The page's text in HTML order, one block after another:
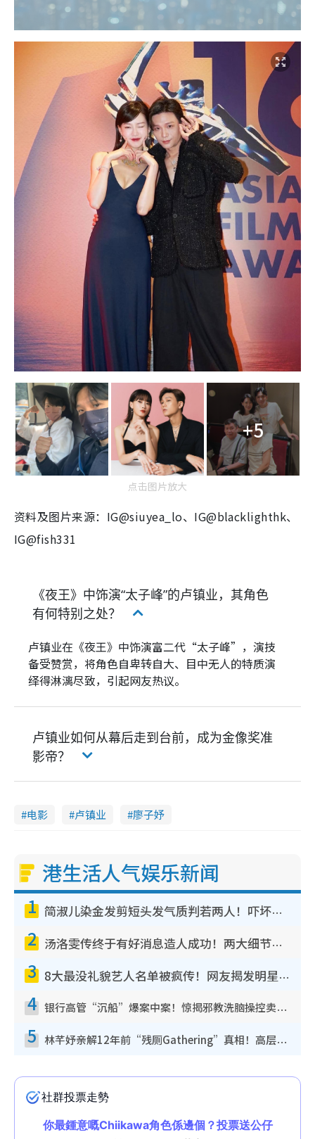
+5
点击图片放大
资料及图片来源：IG@siuyea_lo、IG@blacklighthk、
IG@fish331
《夜王》中饰演“太子峰”的卢镇业，其角色
有何特别之处？
卢镇业在《夜王》中饰演富二代“太子峰”，演技
备受赞赏，将角色自卑转自大、目中无人的特质演
绎得淋漓尽致，引起网友热议。
卢镇业如何从幕后走到台前，成为金像奖准
影帝？
电影 卢镇业 廖子妤
港生活人气娱乐新闻
1 简淑儿染金发剪短头发气质判若两人！吓坏老公麦大力都认不出：“你做什么？”
2 汤洛雯传终于有好消息造人成功！两大细节曝孕味极浓引猜测：大肚婆先会咁！
3 8大最没礼貌艺人名单被疯传！网友揭发明星真面目，一致数落这一位是无品天花板？
4 银行高管“沉船”爆案中案！惊揭邪教洗脑操控卖淫被吞600万，幕后黑手讲多错多
5 林芊妤亲解12年前“残厕Gathering”真相！高层解约一句话重创尊严，至今拒返TVB